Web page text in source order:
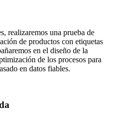
realizaremos una prueba de
de productos con etiquetas
en el diseño de la
de los procesos para
en datos fiables.